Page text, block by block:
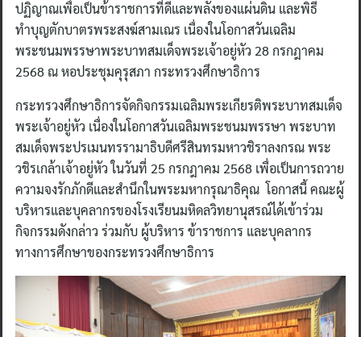
ปฏิญาณเพื่อเป็นข้าราชการที่ดีและพลังของแผ่นดิน และพิธี
ทำบุญตักบาตรพระสงฆ์สามเณร เนื่องในโอกาสวันเฉลิม
พระชนมพรรษาพระบาทสมเด็จพระเจ้าอยู่หัว 28 กรกฎาคม
2568 ณ หอประชุมคุรุสภา กระทรวงศึกษาธิการ
กระทรวงศึกษาธิการจัดกิจกรรมเฉลิมพระเกียรติพระบาทสมเด็จ
พระเจ้าอยู่หัว เนื่องในโอกาสวันเฉลิมพระชนมพรรษา พระบาท
สมเด็จพระปรเมนทรรามาธิบดีศรีสินทรมหาวชิราลงกรณ พระ
วชิรเกล้าเจ้าอยู่หัว ในวันที่ 25 กรกฎาคม 2568 เพื่อเป็นการถวาย
ความจงรักภักดีและสำนึกในพระมหากรุณาธิคุณ โอกาสนี้ คณะผู้
บริหารและบุคลากรของโรงเรียนมหิดลวิทยานุสรณ์ได้เข้าร่วม
กิจกรรมดังกล่าว ร่วมกับ ผู้บริหาร ข้าราชการ และบุคลากร
ทางการศึกษาของกระทรวงศึกษาธิการ